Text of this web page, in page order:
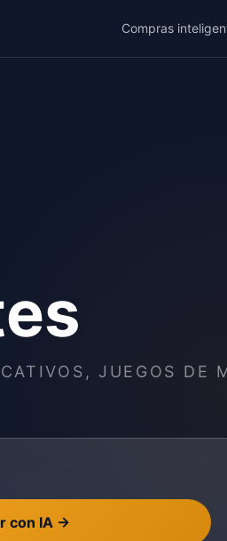
Compras
JUEGOS DE
con IA →